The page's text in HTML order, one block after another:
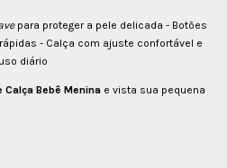
para proteger a pele delicada - Botões
- Calça com ajuste confortável e
diário
Calça Bebê Menina e vista sua pequena